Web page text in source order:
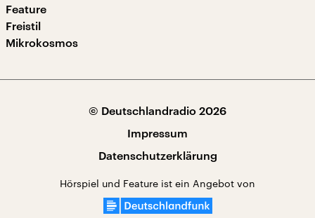
Feature
Freistil
Mikrokosmos
© Deutschlandradio 2026
Impressum
Datenschutzerklärung
Hörspiel und Feature ist ein Angebot von